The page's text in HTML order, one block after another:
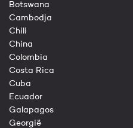
Botswana
Cambodja
Chili
China
Colombia
Costa Rica
Cuba
Ecuador
Galapagos
Georgië